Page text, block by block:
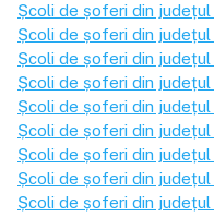
Școli de șoferi din județul
Școli de șoferi din județul
Școli de șoferi din județul
Școli de șoferi din județul
Școli de șoferi din județul
Școli de șoferi din județul
Școli de șoferi din județul
Școli de șoferi din județul
Școli de șoferi din județul